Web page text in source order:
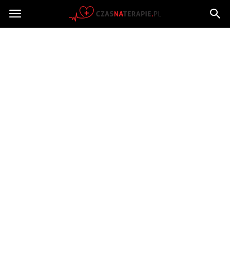
Czasnaterapie.pl